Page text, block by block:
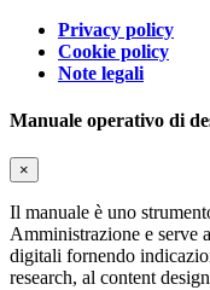
Privacy policy
Cookie policy
Note legali
Manuale operativo di
×
Il manuale è uno
Amministrazione e serve
digitali fornendo
research, al content